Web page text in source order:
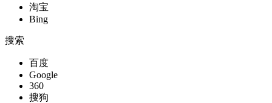
淘宝
Bing
搜索
百度
Google
360
搜狗